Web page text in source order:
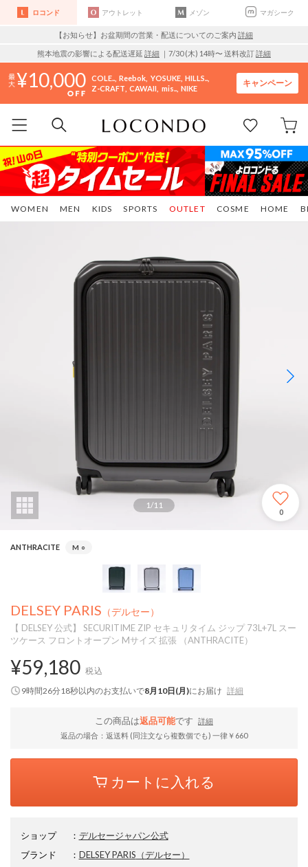
ロコンド アウトレット メゾン マガシーク
【お知らせ】お盆期間の営業・配送についてのご案内 詳細
熊本地震の影響による配送遅延 詳細 ｜7/30 (木) 14時〜 送料改訂詳細
10,000 COLE.. Reebok YOSUKE HILLS..
Z-CRAFT CAWAII mis.. NIKE
キャンペーン
WOMEN MEN KIDS SPORTS COSME HOME
OUTLET
1/11
0
ANTHRACITE M ○
DELSEY PARIS （デルセー）
【 DELSEY 公式】 SECURITIME ZIP セキュリタイム ジップ 73L+7L スー
ツケース フロントオープン Mサイズ 拡張 （ANTHRACITE）
¥59,180 税込
9時間26分17秒以内のお支払いで8月10日(月)にお届け 詳細
この商品は返品可能です
詳細
返品の場合：返送料 (同注文なら複数個でも) 一律￥660
カートに入れる
ショップ ： デルセージャパン公式
ブランド
： DELSEY PARIS （デルセー）